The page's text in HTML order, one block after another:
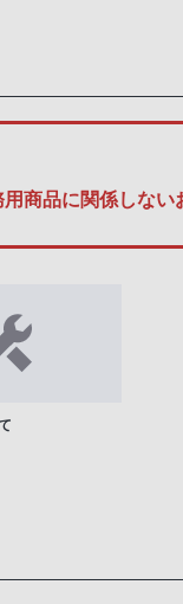
品に関係しない